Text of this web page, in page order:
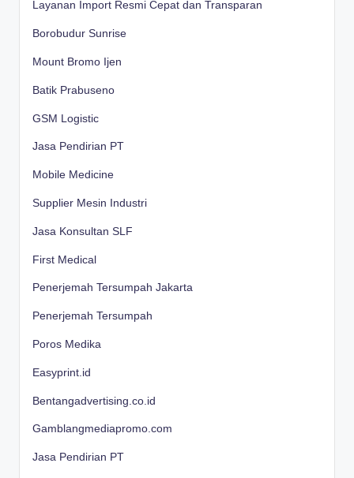
Layanan Import Resmi Cepat dan Transparan
Borobudur Sunrise
Mount Bromo Ijen
Batik Prabuseno
GSM Logistic
Jasa Pendirian PT
Mobile Medicine
Supplier Mesin Industri
Jasa Konsultan SLF
First Medical
Penerjemah Tersumpah Jakarta
Penerjemah Tersumpah
Poros Medika
Easyprint.id
Bentangadvertising.co.id
Gamblangmediapromo.com
Jasa Pendirian PT